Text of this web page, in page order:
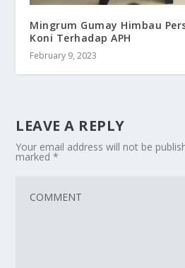
Mingrum Gumay Himbau
Koni Terhadap APH
February 9, 2023
LEAVE A REPLY
Your email address will not be
marked*